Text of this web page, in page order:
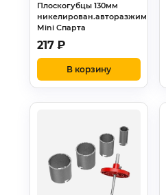
Плоскогубцы 130мм
никелирован.авторазжим
Mini Спарта
217 ₽
В корзину